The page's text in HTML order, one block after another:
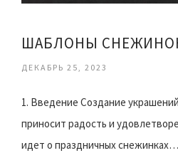
ДЕКАБРЬ 25, 2023
1. Введение Создание
приносит радость и
идет о праздничных снежинках…